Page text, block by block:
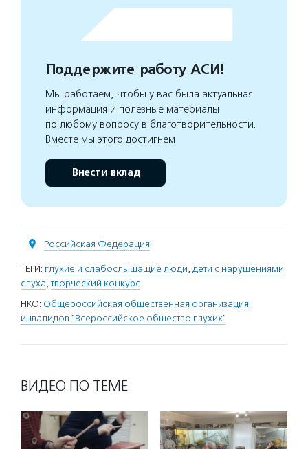
Поддержите работу АСИ!
Мы работаем, чтобы у вас была актуальная
информация и полезные материалы
по любому вопросу в благотворительности.
Вместе мы этого достигнем
Внести вклад
Российская Федерация
ТЕГИ: глухие и слабослышащие люди, дети с нарушениями
слуха,творческий конкурс
НКО: Общероссийская общественная организация
инвалидов "Всероссийское общество глухих"
ВИДЕО ПО ТЕМЕ